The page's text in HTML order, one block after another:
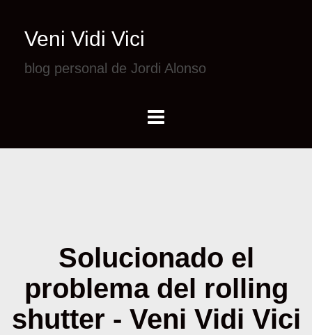
Veni Vidi Vici
blog personal de Jordi Alonso
Solucionado el
problema del rolling
shutter - Veni Vidi Vici